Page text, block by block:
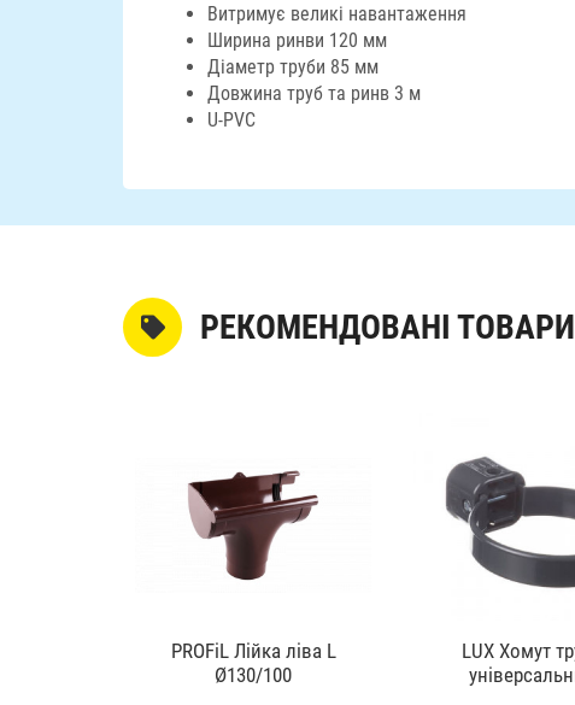
Витримує великі навантаження
Ширина ринви 120 мм
Діаметр труби 85 мм
Довжина труб та ринв 3 м
U-PVC
РЕКОМЕНДОВАНІ ТОВАРИ
PROFiL Лійка ліва L
Ø130/100
LUX Хомут